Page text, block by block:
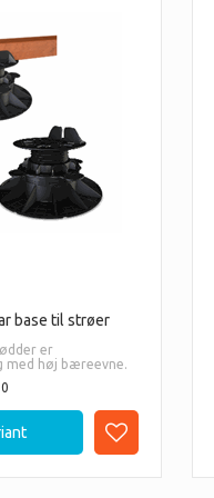
base til strøer
er
med høj bæreevne.